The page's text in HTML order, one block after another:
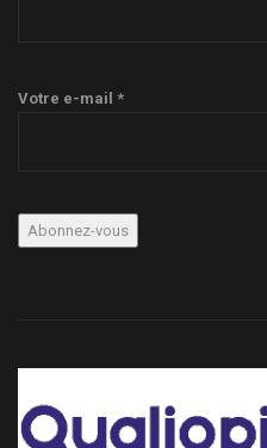
Votre e-mail *